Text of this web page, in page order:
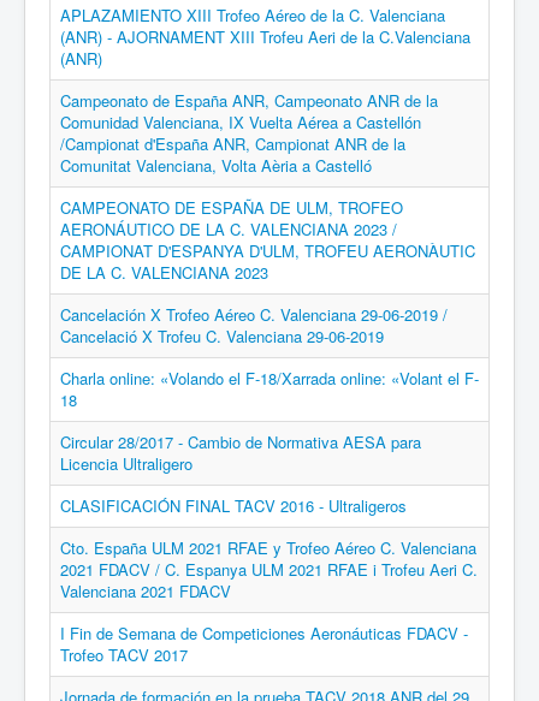
APLAZAMIENTO XIII Trofeo Aéreo de la C. Valenciana
(ANR) - AJORNAMENT XIII Trofeu Aeri de la C.Valenciana
(ANR)
Campeonato de España ANR, Campeonato ANR de la
Comunidad Valenciana, IX Vuelta Aérea a Castellón
/Campionat d'España ANR, Campionat ANR de la
Comunitat Valenciana, Volta Aèria a Castelló
CAMPEONATO DE ESPAÑA DE ULM, TROFEO
AERONÁUTICO DE LA C. VALENCIANA 2023 /
CAMPIONAT D'ESPANYA D'ULM, TROFEU AERONÀUTIC
DE LA C. VALENCIANA 2023
Cancelación X Trofeo Aéreo C. Valenciana 29-06-2019 /
Cancelació X Trofeu C. Valenciana 29-06-2019
Charla online: «Volando el F-18/Xarrada online: «Volant el F-
18
Circular 28/2017 - Cambio de Normativa AESA para
Licencia Ultraligero
CLASIFICACIÓN FINAL TACV 2016 - Ultraligeros
Cto. España ULM 2021 RFAE y Trofeo Aéreo C. Valenciana
2021 FDACV / C. Espanya ULM 2021 RFAE i Trofeu Aeri C.
Valenciana 2021 FDACV
I Fin de Semana de Competiciones Aeronáuticas FDACV -
Trofeo TACV 2017
Jornada de formación en la prueba TACV 2018 ANR del 29